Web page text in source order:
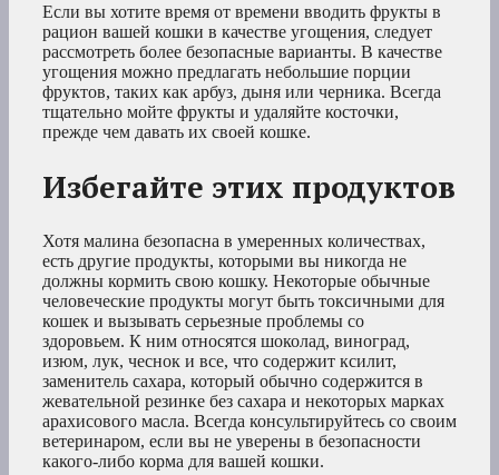
Если вы хотите время от времени вводить фрукты в
рацион вашей кошки в качестве угощения, следует
рассмотреть более безопасные варианты. В качестве
угощения можно предлагать небольшие порции
фруктов, таких как арбуз, дыня или черника. Всегда
тщательно мойте фрукты и удаляйте косточки,
прежде чем давать их своей кошке.
Избегайте этих продуктов
Хотя малина безопасна в умеренных количествах,
есть другие продукты, которыми вы никогда не
должны кормить свою кошку. Некоторые обычные
человеческие продукты могут быть токсичными для
кошек и вызывать серьезные проблемы со
здоровьем. К ним относятся шоколад, виноград,
изюм, лук, чеснок и все, что содержит ксилит,
заменитель сахара, который обычно содержится в
жевательной резинке без сахара и некоторых марках
арахисового масла. Всегда консультируйтесь со своим
ветеринаром, если вы не уверены в безопасности
какого-либо корма для вашей кошки.